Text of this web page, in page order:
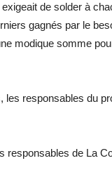
de solder à
gagnés par le
modique somme
les responsables du
responsables de La